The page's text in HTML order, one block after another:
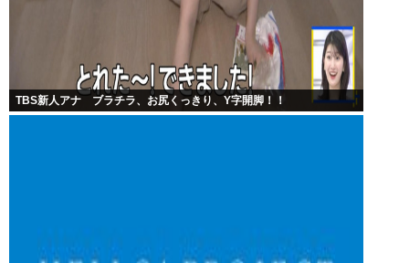
TBS新人アナ ブラチラ、お尻くっきり、Y字開脚！！